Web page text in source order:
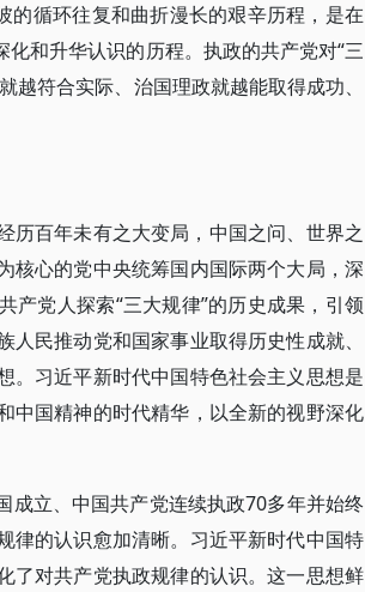
的循环往复和曲折漫长的艰辛历程，是在
和升华认识的历程。执政的共产党对“三
符合实际、治国理政就越能取得成功、
历百年未有之大变局，中国之问、世界之
核心的党中央统筹国内国际两个大局，深
产党人探索“三大规律”的历史成果，引领
民推动党和国家事业取得历史性成就、
。习近平新时代中国特色社会主义思想是
中国精神的时代精华，以全新的视野深化
成立、中国共产党连续执政70多年并始终
律的认识愈加清晰。习近平新时代中国特
了对共产党执政规律的认识。这一思想鲜